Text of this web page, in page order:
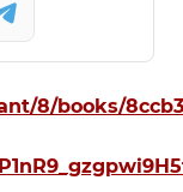
8/books/